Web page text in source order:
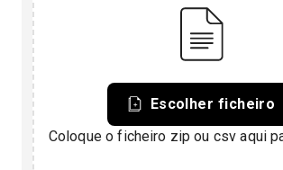
Escolher ficheiro
Coloque o ficheiro zip ou csv aqui